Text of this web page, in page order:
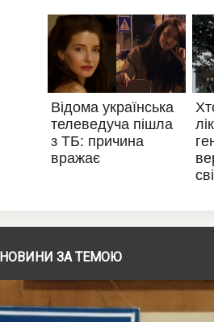
НОВИНИ ЗА ТЕМОЮ